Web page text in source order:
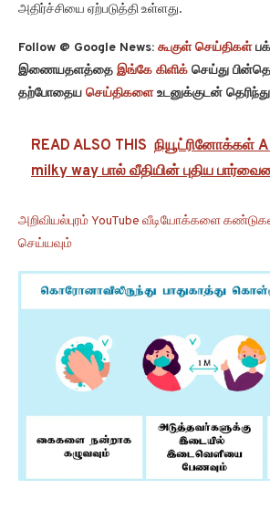
அதிர்ச்சியை ஏற்படுத்தி உள்ளது.
Follow @ Google News: கூகுள் செய்திகள்
இணையதளத்தை இங்கே கிளிக் செய்து
தற்போதைய செய்திகளைஉடனுக்குடன்
READ ALSO THIS நியூட்ரினோக்கள்
milky way பால் வீதியின் புதிய
அறிவியல்புரம் YouTube வீடியோக்களை
செய்யவும்